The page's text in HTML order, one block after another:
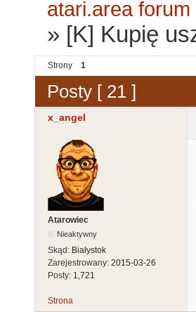
atari.area forum
» [K] Kupię
Strony 1
Posty [ 21 ]
x_angel
Atarowiec
Nieaktywny
Skąd: Białystok
Zarejestrowany: 2015-03-26
Posty: 1,721
Strona